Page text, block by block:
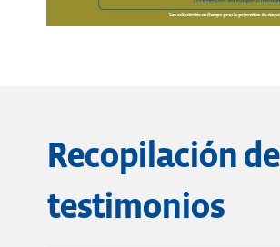
Recopilación de
testimonios